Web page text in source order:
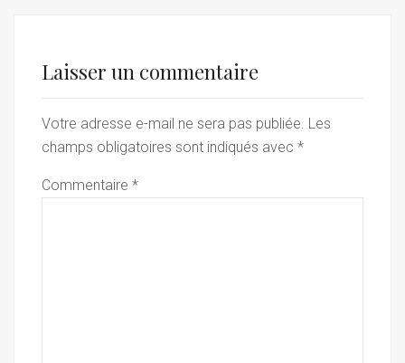
Laisser un commentaire
Votre adresse e-mail ne sera pas publiée. Les
champs obligatoires sont indiqués avec *
Commentaire *